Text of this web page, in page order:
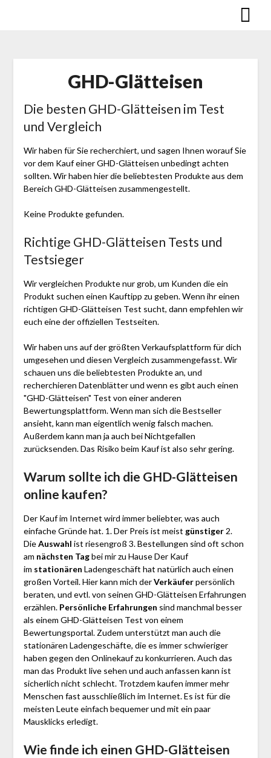
GHD-Glätteisen
Die besten GHD-Glätteisen im Test
und Vergleich
Wir haben für Sie recherchiert, und sagen Ihnen worauf Sie
vor dem Kauf einer GHD-Glätteisen unbedingt achten
sollten. Wir haben hier die beliebtesten Produkte aus dem
Bereich GHD-Glätteisen zusammengestellt.
Keine Produkte gefunden.
Richtige GHD-Glätteisen Tests und
Testsieger
Wir vergleichen Produkte nur grob, um Kunden die ein
Produkt suchen einen Kauftipp zu geben. Wenn ihr einen
richtigen GHD-Glätteisen Test sucht, dann empfehlen wir
euch eine der offiziellen Testseiten.
Wir haben uns auf der größten Verkaufsplattform für dich
umgesehen und diesen Vergleich zusammengefasst. Wir
schauen uns die beliebtesten Produkte an, und
recherchieren Datenblätter und wenn es gibt auch einen
"GHD-Glätteisen" Test von einer anderen
Bewertungsplattform. Wenn man sich die Bestseller
ansieht, kann man eigentlich wenig falsch machen.
Außerdem kann man ja auch bei Nichtgefallen
zurücksenden. Das Risiko beim Kauf ist also sehr gering.
Warum sollte ich die GHD-Glätteisen
online kaufen?
Der Kauf im Internet wird immer beliebter, was auch
einfache Gründe hat. 1. Der Preis ist meist günstiger2.
DieAuswahl ist riesengroß 3. Bestellungen sind oft schon
am nächsten Tagbei mir zu Hause Der Kauf
im stationären Ladengeschäft hat natürlich auch einen
großen Vorteil. Hier kann mich derVerkäuferpersönlich
beraten, und evtl. von seinen GHD-Glätteisen Erfahrungen
erzählen. Persönliche Erfahrungen sind manchmal besser
als einem GHD-Glätteisen Test von einem
Bewertungsportal. Zudem unterstützt man auch die
stationären Ladengeschäfte, die es immer schwieriger
haben gegen den Onlinekauf zu konkurrieren. Auch das
man das Produkt live sehen und auch anfassen kann ist
sicherlich nicht schlecht. Trotzdem kaufen immer mehr
Menschen fast ausschließlich im Internet. Es ist für die
meisten Leute einfach bequemer und mit ein paar
Mausklicks erledigt.
Wie finde ich einen GHD-Glätteisen